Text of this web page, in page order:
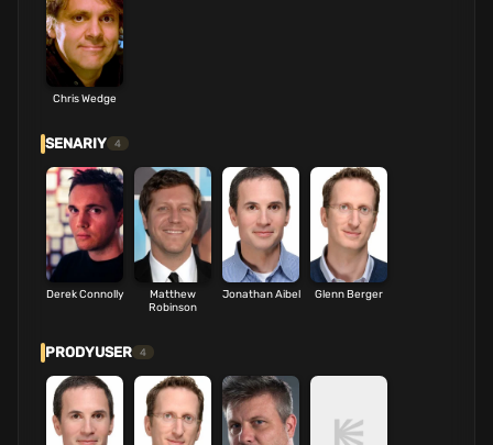
Chris Wedge
SENARIY 4
Derek Connolly
Matthew
Robinson
Jonathan Aibel Glenn Berger
PRODYUSER 4